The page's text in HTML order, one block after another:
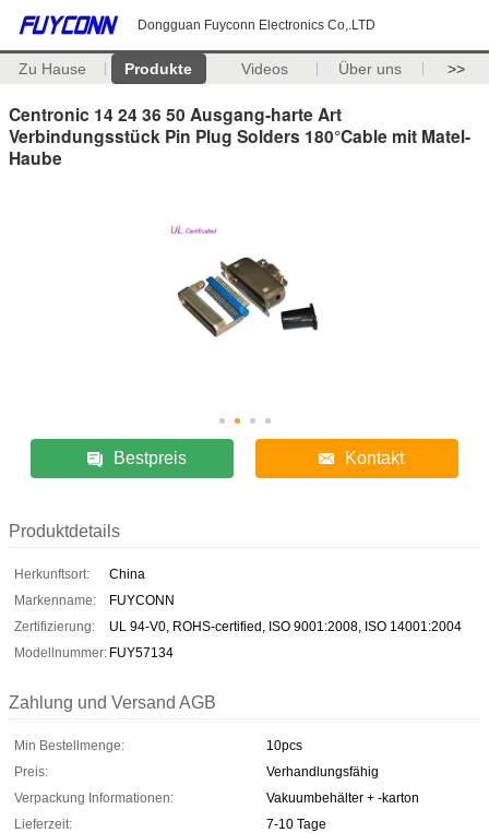
Dongguan Fuyconn Electronics Co,.LTD
Zu Hause Produkte Videos Über uns >>
Centronic 14 24 36 50 Ausgang-harte Art
Verbindungsstück Pin Plug Solders 180°Cable mit Matel-
Haube
Bestpreis Kontakt
Produktdetails
Herkunftsort:
China
Markenname:
FUYCONN
Zertifizierung:
UL 94-V0, ROHS-certified, ISO 9001:2008, ISO 14001:2004
Modellnummer: FUY57134
Zahlung und Versand AGB
Min Bestellmenge:
10pcs
Preis:
Verhandlungsfähig
Verpackung Informationen:
Vakuumbehälter + -karton
Lieferzeit:
7-10 Tage